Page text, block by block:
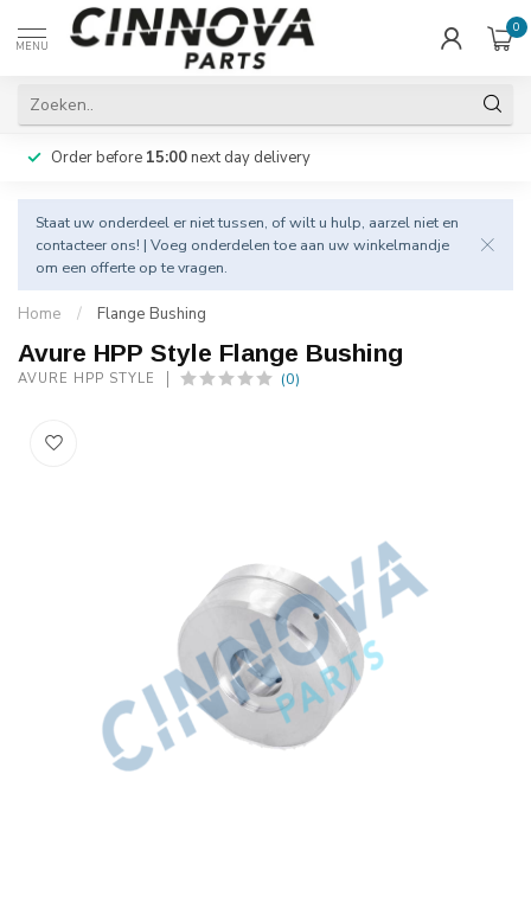
MENU
0
Order before 15:00next day delivery
Staat uw onderdeel er niet tussen, of wilt u hulp, aarzel niet en
contacteer ons! | Voeg onderdelen toe aan uw winkelmandje
om een offerte op te vragen.
Home / Flange Bushing
Avure HPP Style Flange Bushing
AVURE HPP STYLE (0)